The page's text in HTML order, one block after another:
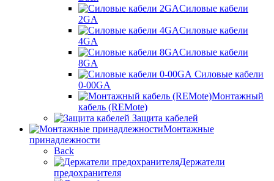
Силовые кабели
2GA
Силовые кабели
4GA
Силовые кабели
8GA
Силовые кабели
0-00GA
Монтажный
кабель (REMote)
Защита кабелей
Монтажные
принадлежности
Back
Держатели
предохранителя